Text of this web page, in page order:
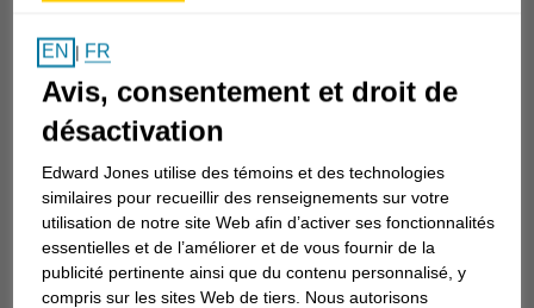
À propos Michael
Afficher la biographie complète
planification de patrimoine
Nous offrons aux particuliers et aux familles qui
doivent prendre des décisions financières
EN | FR
Avis, consentement et droit de
désactivation
Edward Jones utilise des témoins et des technologies
similaires pour recueillir des renseignements sur votre
utilisation de notre site Web afin d’activer ses fonctionnalités
essentielles et de l’améliorer et de vous fournir de la
publicité pertinente ainsi que du contenu personnalisé, y
compris sur les sites Web de tiers. Nous autorisons